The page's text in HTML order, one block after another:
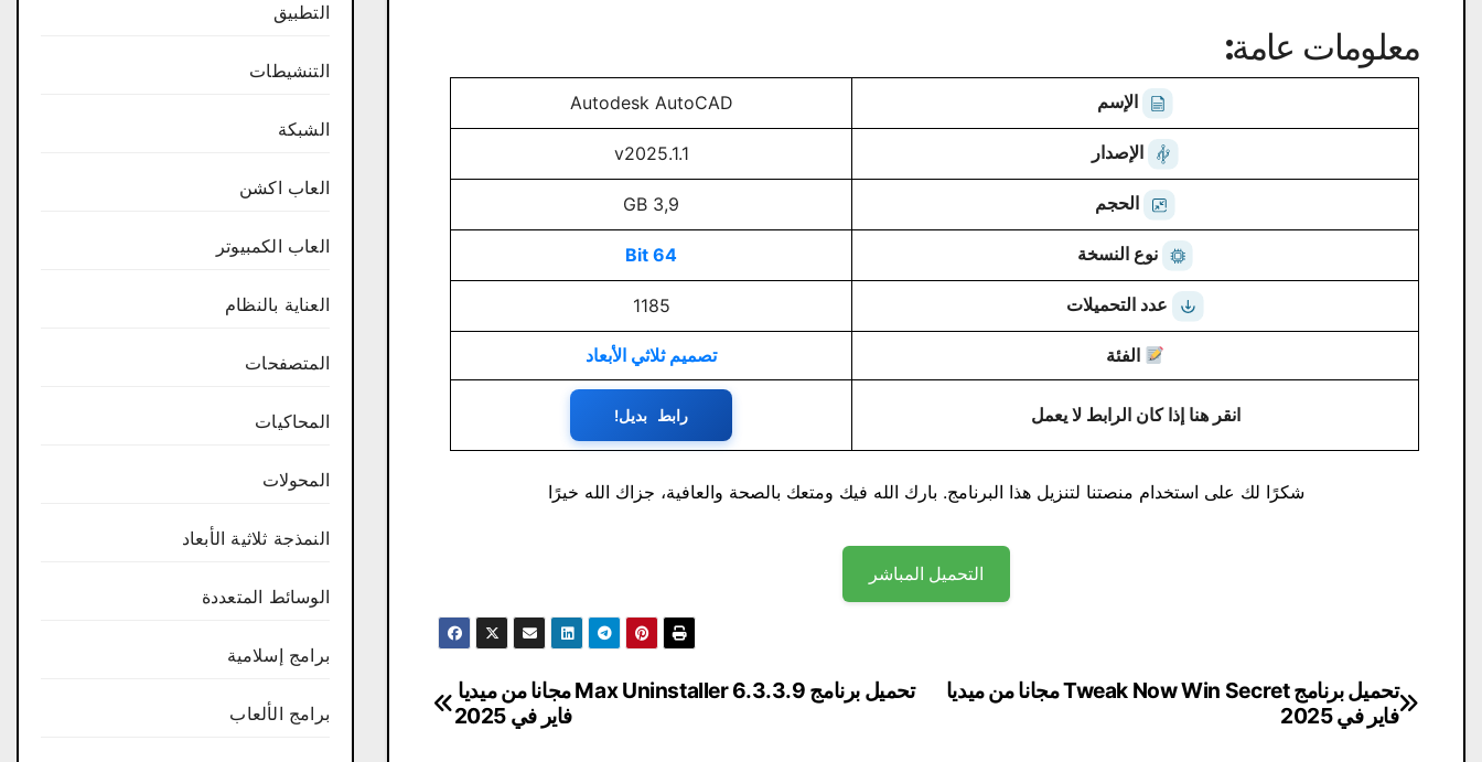
معلومات عامة:
الإسم Autodesk AutoCAD
الإصدار v2025.1.1
الحجم 3,9 GB
نوع النسخة 64 Bit
عدد التحميلات 1185
الفئة تصميم ثلاثي الأبعاد
انقر هنا إذا كان الرابط لا يعمل رابط بديل!
شكرًا لك على استخدام منصتنا لتنزيل هذا البرنامج. بارك الله فيك ومتعك بالصحة والعافية، جزاك الله خيرًا
التحميل المباشر
تصفّح
المقالات
تحميل برنامج Max Uninstaller 6.3.3.9 مجانا من ميديا ​​
فاير في 2025
تحميل برنامج Tweak Now Win Secret مجانا من ميديا ​​
فاير في 2025
التطبيق
التنشيطات
الشبكة
العاب اكشن
العاب الكمبيوتر
العناية بالنظام
المتصفحات
المحاكيات
المحولات
النمذجة ثلاثية الأبعاد
الوسائط المتعددة
برامج إسلامية
برامج الألعاب